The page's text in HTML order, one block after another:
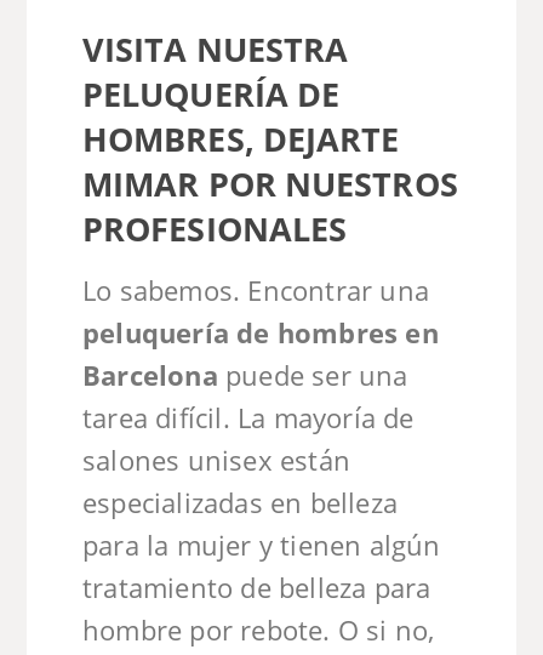
VISITA NUESTRA
PELUQUERÍA DE
HOMBRES, DEJARTE
MIMAR POR NUESTROS
PROFESIONALES
Lo sabemos. Encontrar una
peluquería de hombres en
Barcelona puede ser una
tarea difícil. La mayoría de
salones unisex están
especializadas en belleza
para la mujer y tienen algún
tratamiento de belleza para
hombre por rebote. O si no,